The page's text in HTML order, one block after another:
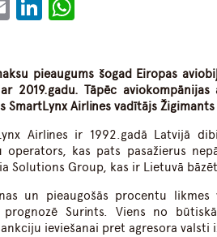
EmailLinkedIn
pieaugums šogad Eiropas
2019.gadu. Tāpēc
SmartLynx Airlines vadītājs
Airlines ir 1992.gadā Latvijā
kas pats pasažierus
Solutions Group, kas ir Lietuvā
un pieaugošās procentu
prognozē Surints. Viens no
ieviešanai pret agresora valsti